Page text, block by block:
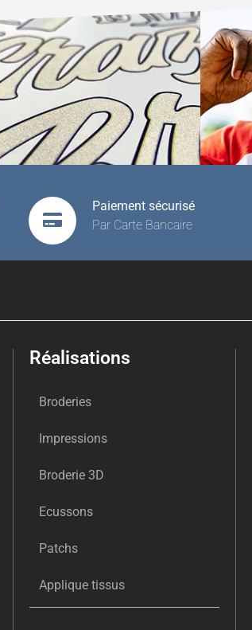
Paiement sécurisé
Par Carte Bancaire
Réalisations
Broderies
Impressions
Broderie 3D
Ecussons
Patchs
Applique tissus